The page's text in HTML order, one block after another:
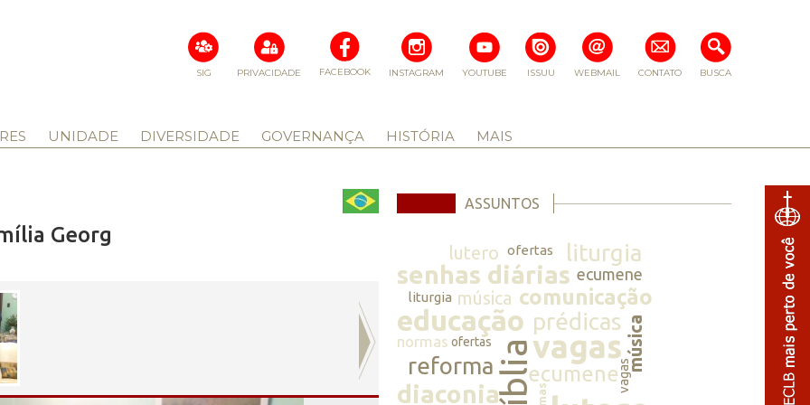
BUSCA
CONTATO
WEBMAIL
ISSUU
YOUTUBE
INSTAGRAM
FACEBOOK
PRIVACIDADE
SIG
UNIDADE DIVERSIDADE GOVERNANÇA HISTÓRIA MAIS
Georg
ASSUNTOS
lutero ofertas liturgia
senhas diárias ecumene
liturgia música comunicação
educação prédicasmúsica
normas ofertasbíbliavagas
reforma
diaconia
ecumenevagas